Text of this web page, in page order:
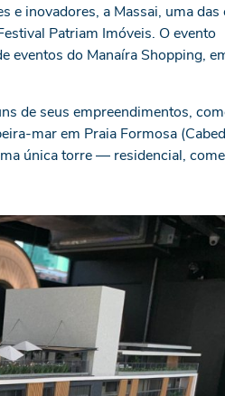
e inovadores, a Massai, uma das
Patriam Imóveis. O evento
eventos do Manaíra Shopping,
de seus empreendimentos,
mar em Praia Formosa
única torre — residencial,